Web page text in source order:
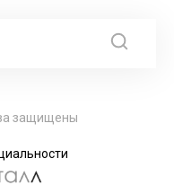
защищены